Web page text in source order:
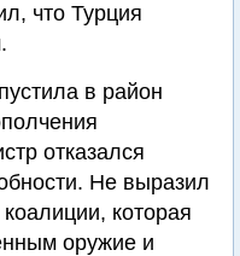
что Турция
в район
отказался
Не выразил
которая
оружие и